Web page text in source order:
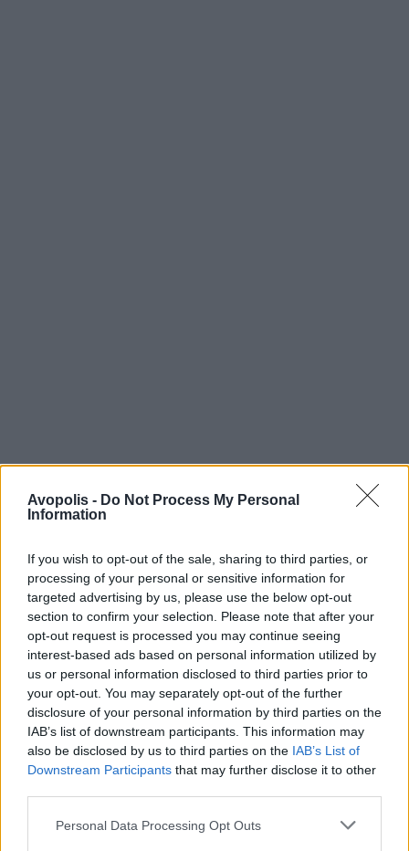
Avopolis - Do Not Process My Personal
Information
If you wish to opt-out of the sale, sharing to third parties, or
processing of your personal or sensitive information for
targeted advertising by us, please use the below opt-out
section to confirm your selection. Please note that after your
opt-out request is processed you may continue seeing
interest-based ads based on personal information utilized by
us or personal information disclosed to third parties prior to
your opt-out. You may separately opt-out of the further
disclosure of your personal information by third parties on the
IAB’s list of downstream participants. This information may
also be disclosed by us to third parties on the IAB’s List of
Downstream Participants that may further disclose it to other
Personal Data Processing Opt Outs